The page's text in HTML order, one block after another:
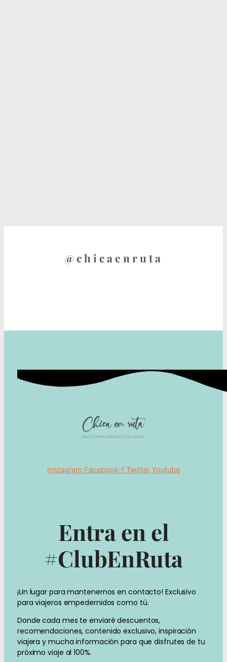
@chicaenruta
Instagram Facebook-f Twitter Youtube
Entra en el
#ClubEnRuta
¡Un lugar para mantenernos en contacto! Exclusivo
para viajeros empedernidos como tú.
Donde cada mes te enviaré descuentos,
recomendaciones, contenido exclusivo, inspiración
viajera y mucha información para que disfrutes de tu
próximo viaje al 100%.